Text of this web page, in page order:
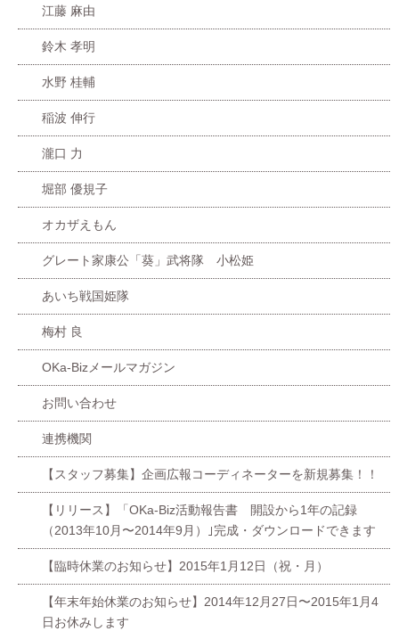
江藤 麻由
鈴木 孝明
水野 桂輔
稲波 伸行
瀧口 力
堀部 優規子
オカザえもん
グレート家康公「葵」武将隊 小松姫
あいち戦国姫隊
梅村 良
OKa-Bizメールマガジン
お問い合わせ
連携機関
【スタッフ募集】企画広報コーディネーターを新規募集！！
【リリース】「OKa-Biz活動報告書 開設から1年の記録
（2013年10月〜2014年9月）｣完成・ダウンロードできます
【臨時休業のお知らせ】2015年1月12日（祝・月）
【年末年始休業のお知らせ】2014年12月27日〜2015年1月4
日お休みします